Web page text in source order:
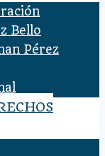
Bello
Pérez